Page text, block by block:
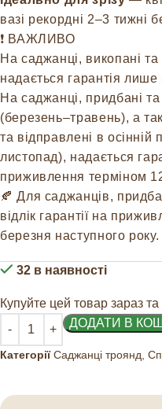
вазі рекордні 2–3 тижні
❗️ ВАЖЛИВО
На саджанці, викопані та
надається гарантія лише
На саджанці, придбані
(березень–травень), а
та відправлені в
листопад), надається
приживлення терміном
🍂 Для саджанців,
відлік гарантії на
березня наступного року.
32 в наявності
Купуйте цей товар зараз
ДОДАТИ В
Категорії Саджанці троянд